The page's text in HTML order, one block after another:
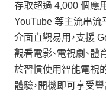
存取超過 4,000 個應
YouTube 等主流串流
介面直觀易用，支援
觀看電影、電視劇、
於習慣使用智能電視
體驗，開機即可享受豐